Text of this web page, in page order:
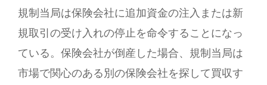
規制当局は保険会社に追加資金の注入または新
規取引の受け入れの停止を命令することになっ
ている。保険会社が倒産した場合、規制当局は
市場で関心のある別の保険会社を探して買収す